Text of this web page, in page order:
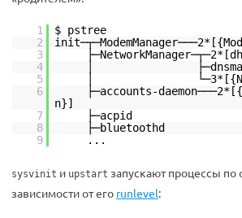
1
$ pstree
2
3
4
│
5
│
6
├─accounts-
n}]
7
├─acpid
8
├─bluetoothd
9
...
sysvinit и upstart запускают процессы по
зависимости от его runlevel: